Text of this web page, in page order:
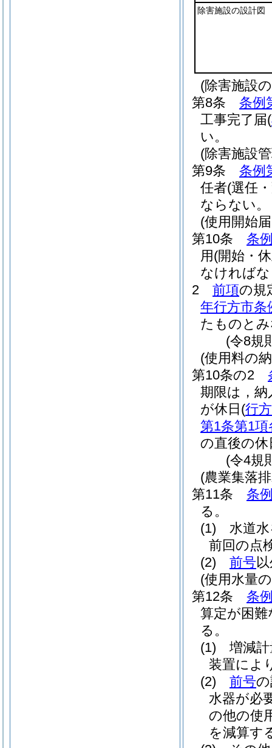
除害施設の設計図
(除害施設
第8条
条例
工事完了届(
い。
(除害施設
第9条
条例
任者(選任
ならない。
(使用開始
第10条
条
用 (開始・
なければ
2
前項の規
年行方市条
たものと
(令8規
(使用料の
第10条の2
期限は，
が休日 (行
第1条第1項
の直後の
(令4規
(農業集落
第11条
条
る。
(1)
水道
前回の点
(2)
前号
(使用水量
第12条
条
算定が困
る。
(1)
増減
装置によ
(2)
前号
水器が必
の他の使
を減算す